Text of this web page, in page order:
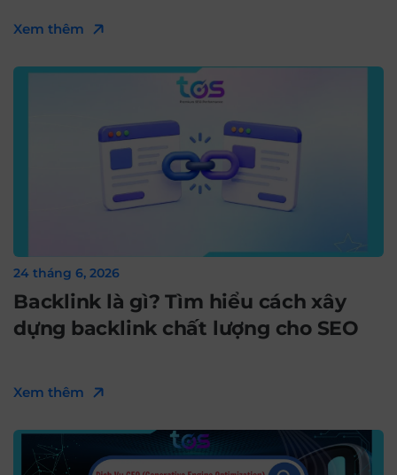
Xem thêm
24 tháng 6, 2026
Backlink là gì? Tìm hiểu cách xây
dựng backlink chất lượng cho SEO
Xem thêm